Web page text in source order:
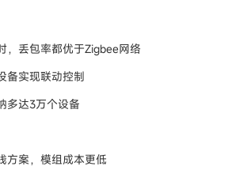
，丢包率都优于Zigbee网络
备实现联动控制
多达3万个设备
方案，模组成本更低